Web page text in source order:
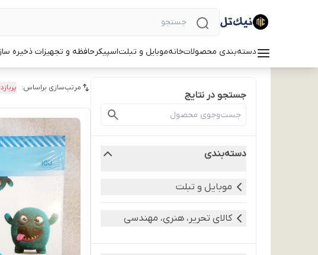
دسته‌بندی محصولاتخانهموبایل و تبلتاسپیکرحافظه و تجهیزات ذخیره
جستجو در نتایج
دسته‌بندی
موبایل و تبلت
کالای تحریر، هنری، مهندسی
مرتب‌سازی براساس: